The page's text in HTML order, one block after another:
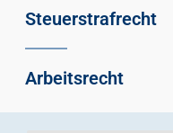
Steuerstrafrecht
Arbeitsrecht